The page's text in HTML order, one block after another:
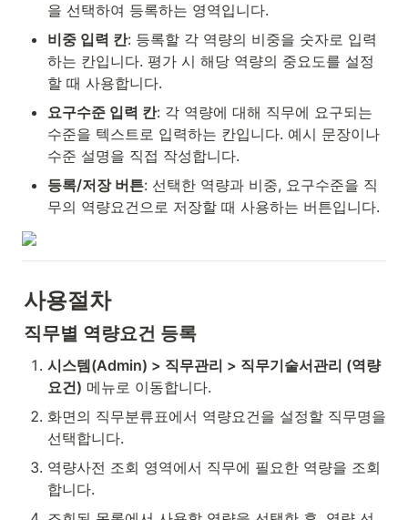
을 선택하여 등록하는 영역입니다.
비중 입력 칸: 등록할 각 역량의 비중을 숫자로 입력
하는 칸입니다. 평가 시 해당 역량의 중요도를 설정
할 때 사용합니다.
요구수준 입력 칸: 각 역량에 대해 직무에 요구되는
수준을 텍스트로 입력하는 칸입니다. 예시 문장이나
수준 설명을 직접 작성합니다.
등록/저장 버튼: 선택한 역량과 비중, 요구수준을 직
무의 역량요건으로 저장할 때 사용하는 버튼입니다.
사용절차
직무별 역량요건 등록
시스템(Admin) > 직무관리 > 직무기술서관리 (역량
요건) 메뉴로 이동합니다.
화면의 직무분류표에서 역량요건을 설정할 직무명을
선택합니다.
역량사전 조회 영역에서 직무에 필요한 역량을 조회
합니다.